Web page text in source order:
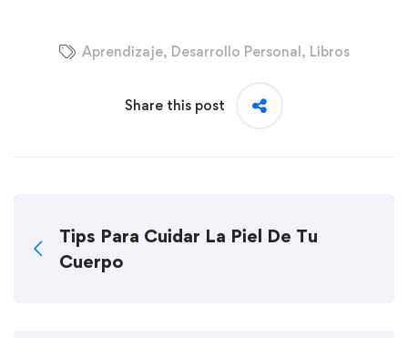
Aprendizaje, Desarrollo Personal , Libros
Share this post
Tips Para Cuidar La Piel De Tu
Cuerpo